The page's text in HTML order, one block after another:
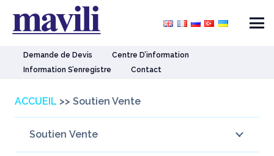
Demande de Devis
Centre D’information
Information S’enregistre
Contact
ACCUEIL >> Soutien Vente
Soutien Vente